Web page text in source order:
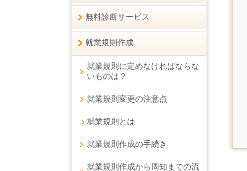
無料診断サービス
就業規則作成
就業規則に定めなければならな
いものは？
就業規則変更の注意点
就業規則とは
就業規則作成の手続き
就業規則作成から周知までの流